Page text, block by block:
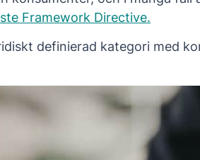
Framework Directive.
definierad kategori med